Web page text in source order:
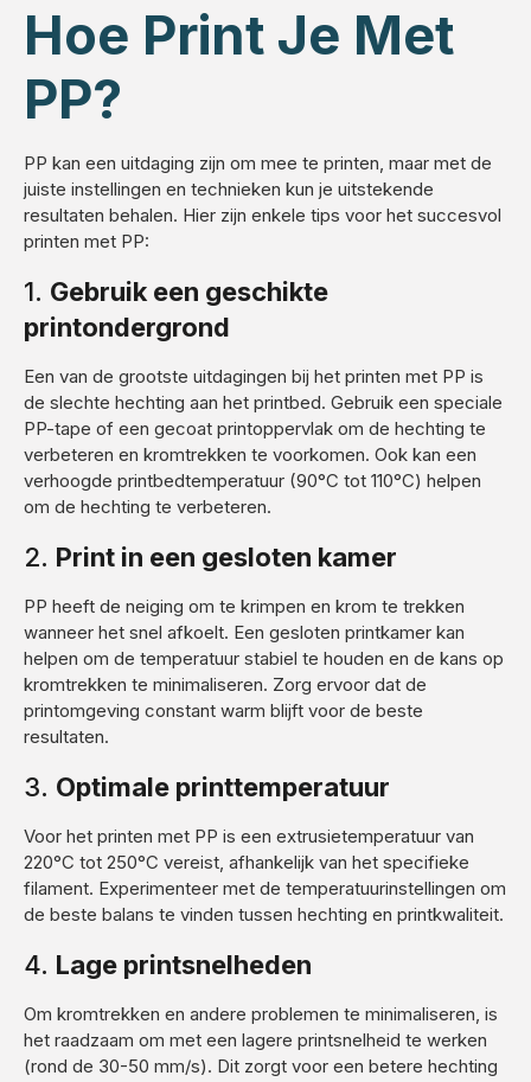
Hoe Print Je Met
PP?
PP kan een uitdaging zijn om mee te printen, maar met de
juiste instellingen en technieken kun je uitstekende
resultaten behalen. Hier zijn enkele tips voor het succesvol
printen met PP:
1. Gebruik een geschikte
printondergrond
Een van de grootste uitdagingen bij het printen met PP is
de slechte hechting aan het printbed. Gebruik een speciale
PP-tape of een gecoat printoppervlak om de hechting te
verbeteren en kromtrekken te voorkomen. Ook kan een
verhoogde printbedtemperatuur (90°C tot 110°C) helpen
om de hechting te verbeteren.
2. Print in een gesloten kamer
PP heeft de neiging om te krimpen en krom te trekken
wanneer het snel afkoelt. Een gesloten printkamer kan
helpen om de temperatuur stabiel te houden en de kans op
kromtrekken te minimaliseren. Zorg ervoor dat de
printomgeving constant warm blijft voor de beste
resultaten.
3. Optimale printtemperatuur
Voor het printen met PP is een extrusietemperatuur van
220°C tot 250°C vereist, afhankelijk van het specifieke
filament. Experimenteer met de temperatuurinstellingen om
de beste balans te vinden tussen hechting en printkwaliteit.
4. Lage printsnelheden
Om kromtrekken en andere problemen te minimaliseren, is
het raadzaam om met een lagere printsnelheid te werken
(rond de 30-50 mm/s). Dit zorgt voor een betere hechting